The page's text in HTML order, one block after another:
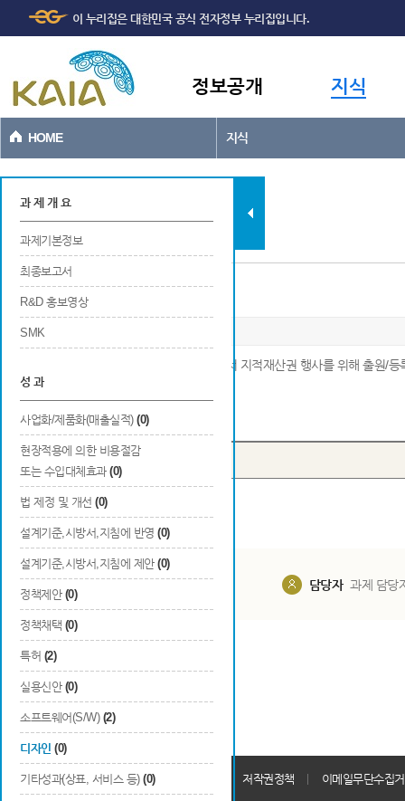
본문바로가기
이 누리집은 대한민국 공식 전자정부 누리집입니다.
정보공개 지식
HOME 지식
과제현황
과 제 개 요
과제기본정보
최종보고서
R&D 홍보영상
SMK
성 과
사업화/제품화(매출실적) (0)
현장적용에 의한 비용절감
또는 수입대체효과 (0)
법 제정 및 개선 (0)
설계기준,시방서,지침에 반영 (0)
설계기준,시방서,지침에 제안 (0)
정책제안 (0)
정책채택 (0)
특허 (2)
실용신안 (0)
소프트웨어(S/W) (2)
디자인 (0)
기타성과(상표, 서비스 등) (0)
디자인
※ 해당 연구개발 결과에 대해 국내 및 국외에서 지적재산권 행사를 위해 출원/등
Total0건
번호 출원국
담당자 과제 담당
개인정보처리방침 회원가입약관 저작권정책 이메일무단수집